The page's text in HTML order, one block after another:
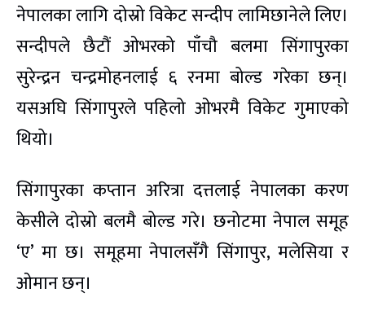
नेपालका लागि दोस्रो विकेट सन्दीप लामिछानेले लिए।
सन्दीपले छैटौं ओभरको पाँचौ बलमा सिंगापुरका
सुरेन्द्रन चन्द्रमोहनलाई ६ रनमा बोल्ड गरेका छन्।
यसअघि सिंगापुरले पहिलो ओभरमै विकेट गुमाएको
थियो।
सिंगापुरका कप्तान अरित्रा दत्तलाई नेपालका करण
केसीले दोस्रो बलमै बोल्ड गरे। छनोटमा नेपाल समूह
‘ए’ मा छ। समूहमा नेपालसँगै सिंगापुर, मलेसिया र
ओमान छन्।